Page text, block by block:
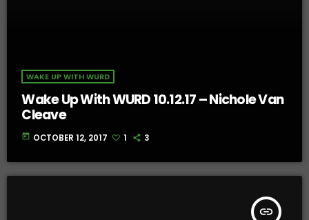
WAKE UP WITH WURD
Wake Up With WURD 10.12.17 – Nichole Van
Cleave
today OCTOBER 12, 2017 1 3
insert_link